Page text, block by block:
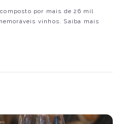
por mais de 26 mil
vinhos. Saiba mais